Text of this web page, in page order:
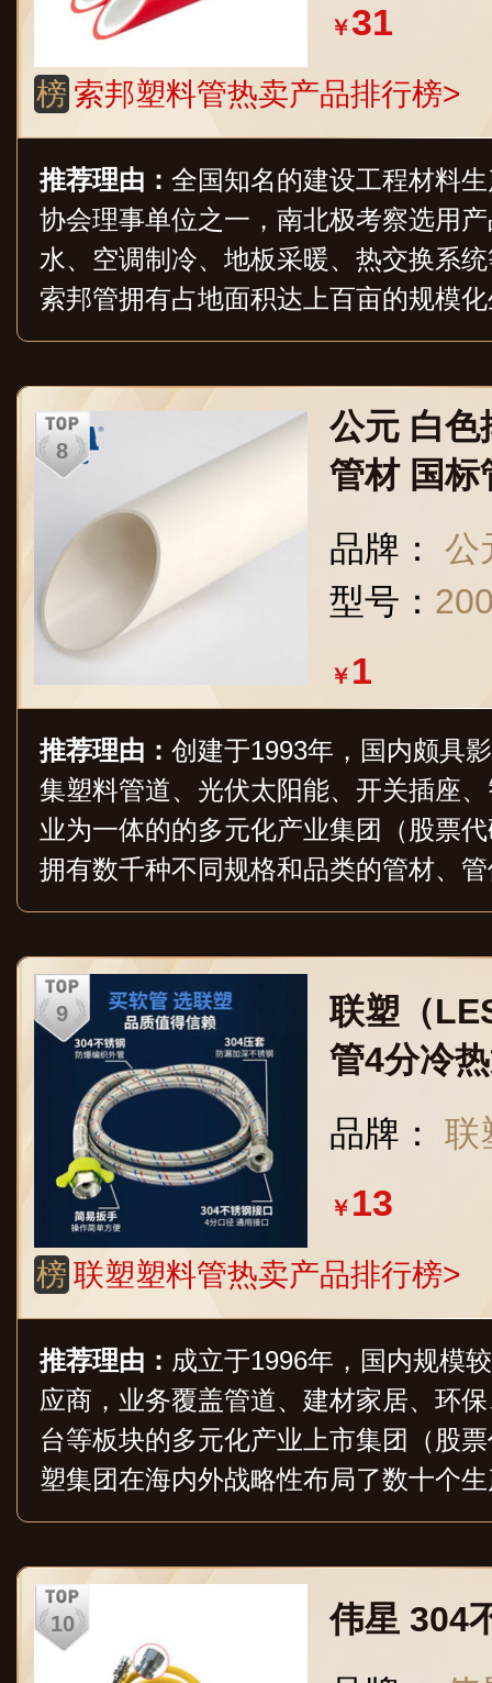
￥31
榜 索邦塑料管热卖产品排行榜>
推荐理由： 全国知名的建设工程材料
协会理事单位之一，南北极考察选用
水、空调制冷、地板采暖、热交换系
索邦管拥有占地面积达上百亩的规模
的企业实力和领先的技术优势，先后
遍布国内各地的同时也开始进军亚洲
家和地区。
公元 白
管材 国标
品牌：
公
型号：
￥ 1
推荐理由： 创建于1993年，国内颇具
集塑料管道、光伏太阳能、开关插座
业为一体的的多元化产业集团（股票
拥有数千种不同规格和品类的管材、
用于市政管网、工业管网、建筑工程
联塑（
管4分冷
器马桶水
品牌： 联
￥ 13
榜 联塑塑料管热卖产品排行榜>
推荐理由： 成立于1996年，国内规模
应商，业务覆盖管道、建材家居、环
台等板块的多元化产业上市集团（股
塑集团在海内外战略性布局了数十个
心，目前已拥有和正在申请的专利达
业、海洋养殖等多个领域，在全球范
及渗透力。
伟星 304